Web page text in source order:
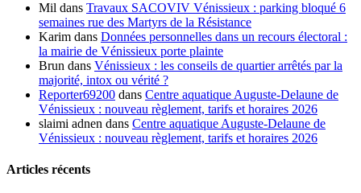
Mil dans Travaux SACOVIV Vénissieux : parking bloqué 6
semaines rue des Martyrs de la Résistance
Karim dans Données personnelles dans un recours électoral :
la mairie de Vénissieux porte plainte
Brun dans Vénissieux : les conseils de quartier arrêtés par la
majorité, intox ou vérité ?
Reporter69200 dans Centre aquatique Auguste-Delaune de
Vénissieux : nouveau règlement, tarifs et horaires 2026
slaimi adnen dans Centre aquatique Auguste-Delaune de
Vénissieux : nouveau règlement, tarifs et horaires 2026
Articles récents